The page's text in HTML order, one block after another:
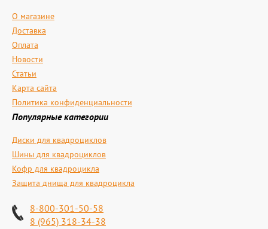
О магазине
Доставка
Оплата
Новости
Статьи
Карта сайта
Политика конфиденциальности
Популярные категории
Диски для квадроциклов
Шины для квадроциклов
Кофр для квадроцикла
Защита днища для квадроцикла
8-800-301-50-58
8 (965) 318-34-38